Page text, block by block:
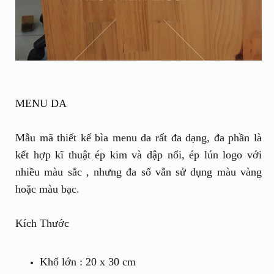
MENU DA
Mẫu mã thiết kế bìa menu da rất đa dạng, đa phần là
kết hợp kĩ thuật ép kim và dập nổi, ép lún logo với
nhiều màu sắc , nhưng đa số vẫn sử dụng màu vàng
hoặc màu bạc.
Kích Thước
Khổ lớn : 20 x 30 cm